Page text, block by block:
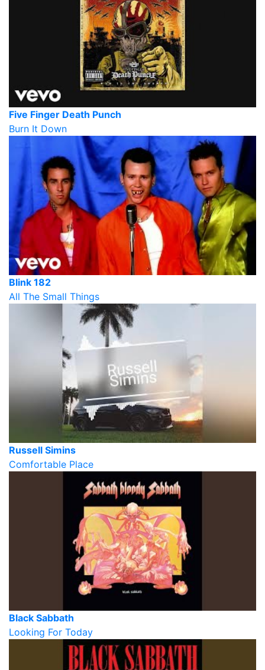
Five Finger Death Punch
Burn It Down
Blink 182
All The Small Things
Russell Simins
Comfortable Place
Black Sabbath
Looking For Today